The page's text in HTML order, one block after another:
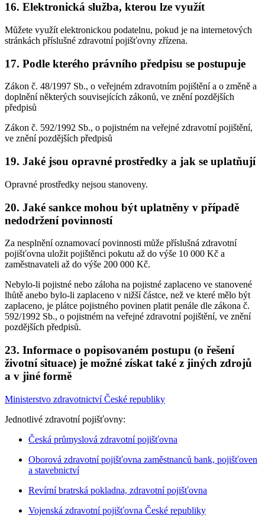
16. Elektronická služba, kterou lze využít
Můžete využít elektronickou podatelnu, pokud je na internetových
stránkách příslušné zdravotní pojišťovny zřízena.
17. Podle kterého právního předpisu se postupuje
Zákon č. 48/1997 Sb., o veřejném zdravotním pojištění a o změně a
doplnění některých souvisejících zákonů, ve znění pozdějších
předpisů
Zákon č. 592/1992 Sb., o pojistném na veřejné zdravotní pojištění,
ve znění pozdějších předpisů
19. Jaké jsou opravné prostředky a jak se uplatňují
Opravné prostředky nejsou stanoveny.
20. Jaké sankce mohou být uplatněny v případě
nedodržení povinností
Za nesplnění oznamovací povinnosti může příslušná zdravotní
pojišťovna uložit pojištěnci pokutu až do výše 10 000 Kč a
zaměstnavateli až do výše 200 000 Kč.
Nebylo-li pojistné nebo záloha na pojistné zaplaceno ve stanovené
lhůtě anebo bylo-li zaplaceno v nižší částce, než ve které mělo být
zaplaceno, je plátce pojistného povinen platit penále dle zákona č.
592/1992 Sb., o pojistném na veřejné zdravotní pojištění, ve znění
pozdějších předpisů.
23. Informace o popisovaném postupu (o řešení
životní situace) je možné získat také z jiných zdrojů
a v jiné formě
Ministerstvo zdravotnictví České republiky
Jednotlivé zdravotní pojišťovny:
Česká průmyslová zdravotní pojišťovna
Oborová zdravotní pojišťovna zaměstnanců bank, pojišťoven
a stavebnictví
Revírní bratrská pokladna, zdravotní pojišťovna
Vojenská zdravotní pojišťovna České republiky